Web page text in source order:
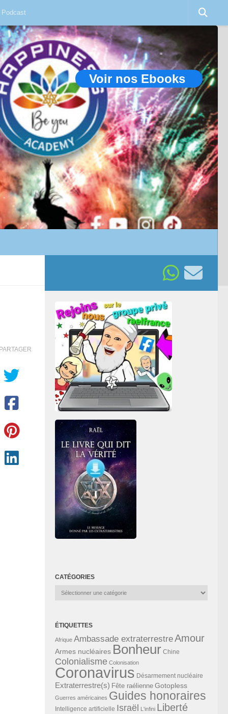
Voir nos Ebooks
CATÉGORIES
Catégories
ÉTIQUETTES
Afrique Ambassade extraterrestreAmour
Armes nucléaires Bonheur Chine
Colonialisme Colonisation
Coronavirus Désarmement nucléaire
Extraterrestre(s) Fête raélienne Gotopless
Guerres américaines Guides honoraires
Intelligence artificielle Israël L'infini Liberté